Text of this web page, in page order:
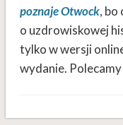
poznaje Otwock, bo
o uzdrowiskowej
tylko w wersji
wydanie.